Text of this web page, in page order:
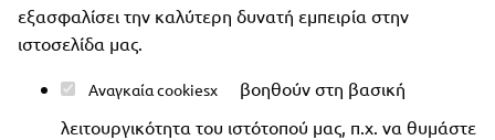
reserved| Όροι χρήσης | Προστασία δεδομένων
Ασφάλεια συναλλαγών
εξασφαλίσει την καλύτερη δυνατή εμπειρία στην
ιστοσελίδα μας.
Αναγκαία cookies
βοηθούν στη βασική
λειτουργικότητα του ιστότοπού μας, π.χ. να θυμάστε